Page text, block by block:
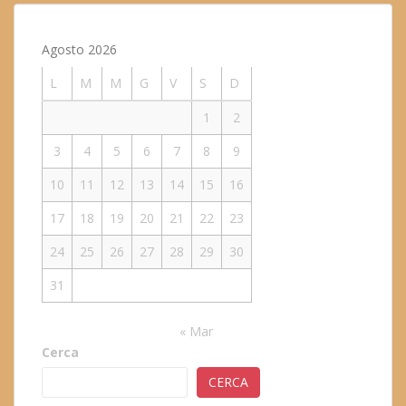
Agosto 2026
L
M M G V S
D
1
2
3
4 5 6 7 8
9
10
11 12 13 14 15
16
17
18 19 20 21 22
23
24
25 26 27 28 29
30
31
« Mar
Cerca
CERCA